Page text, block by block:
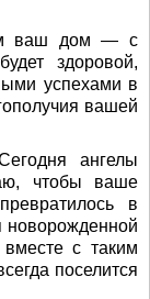
ваш дом — с
здоровой,
успехами в
вашей
ангелы
чтобы ваше
в
новорожденной
с таким
поселится